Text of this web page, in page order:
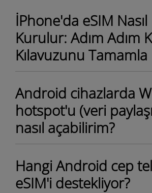
İPhone'da eSIM Nasıl
Kurulur: Adım Adım
Kılavuzunu Tamamla
Android cihazlarda
hotspot'u (veri
nasıl açabilirim?
Hangi Android cep
eSIM'i destekliyor?